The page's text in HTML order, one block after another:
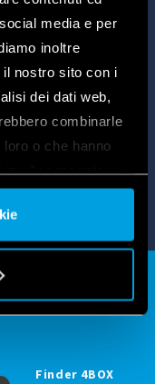
media e per
inoltre
nostro sito con i
dei dati web,
combinarle
o che hanno
il nostro sito web.
maison. Utilisez-
votre maison,
pour gérer de
ou volets
Finder 4BOX